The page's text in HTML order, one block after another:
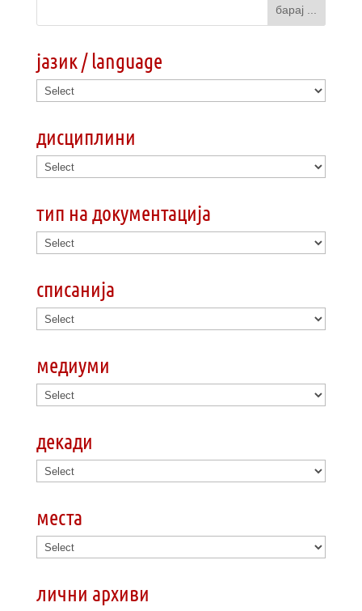
јазик / language
дисциплини
тип на документација
списанија
медиуми
декади
места
лични архиви